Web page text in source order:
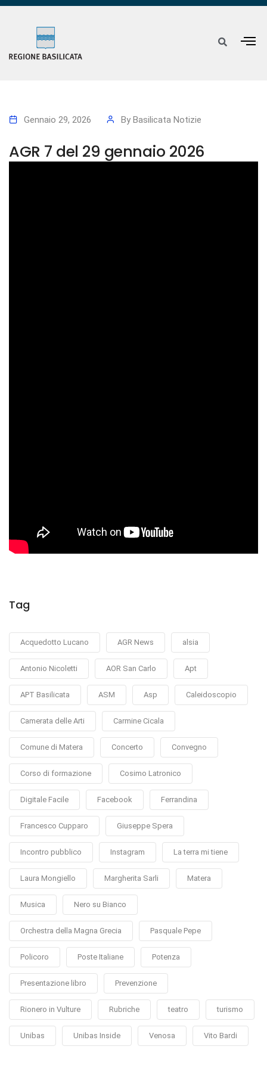
Gennaio 29, 2026 By Basilicata Notizie
AGR 7 del 29 gennaio 2026
Tag
Acquedotto Lucano AGR News alsia
Antonio Nicoletti AOR San Carlo Apt
APT Basilicata ASM Asp Caleidoscopio
Camerata delle Arti Carmine Cicala
Comune di Matera Concerto Convegno
Corso di formazione Cosimo Latronico
Digitale Facile Facebook Ferrandina
Francesco Cupparo Giuseppe Spera
Incontro pubblico Instagram La terra mi tiene
Laura Mongiello Margherita Sarli Matera
Musica Nero su Bianco
Orchestra della Magna Grecia Pasquale Pepe
Policoro Poste Italiane Potenza
Presentazione libro Prevenzione
Rionero in Vulture Rubriche teatro turismo
Unibas Unibas Inside Venosa Vito Bardi